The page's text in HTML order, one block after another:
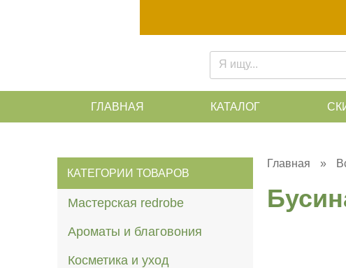
ГЛАВНАЯ КАТАЛОГ
КАТЕГОРИИ ТОВАРОВ
Мастерская redrobe
Ароматы и благовония
Косметика и уход
Главная »